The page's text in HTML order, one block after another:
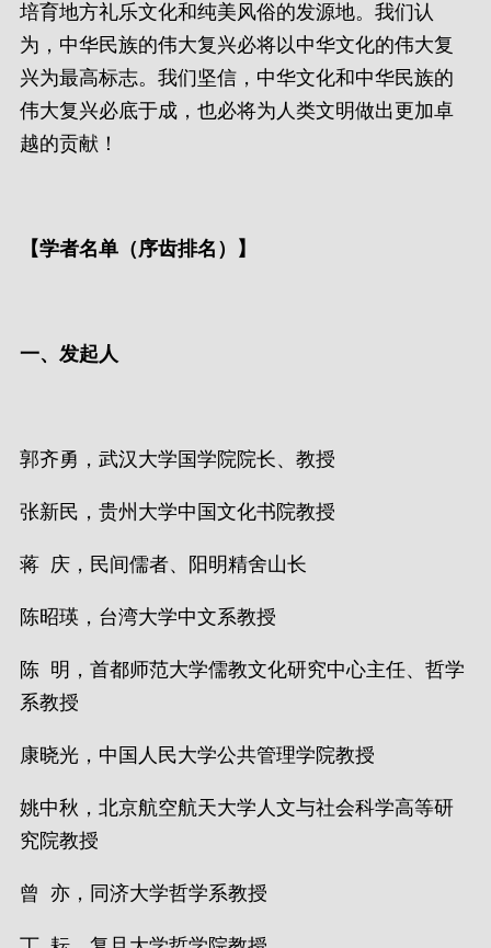
培育地方礼乐文化和纯美风俗的发源地。我们认
为，中华民族的伟大复兴必将以中华文化的伟大复
兴为最高标志。我们坚信，中华文化和中华民族的
伟大复兴必底于成，也必将为人类文明做出更加卓
越的贡献！
【学者名单（序齿排名）】
一、发起人
郭齐勇，武汉大学国学院院长、教授
张新民，贵州大学中国文化书院教授
蒋 庆，民间儒者、阳明精舍山长
陈昭瑛，台湾大学中文系教授
陈 明，首都师范大学儒教文化研究中心主任、哲学
系教授
康晓光，中国人民大学公共管理学院教授
姚中秋，北京航空航天大学人文与社会科学高等研
究院教授
曾 亦，同济大学哲学系教授